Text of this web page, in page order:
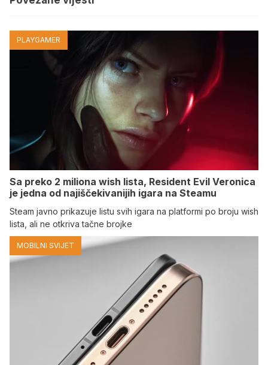
PLAYGAMER
Sa preko 2 miliona wish lista, Resident Evil Veronica
je jedna od najiščekivanijih igara na Steamu
Steam javno prikazuje listu svih igara na platformi po broju wish
lista, ali ne otkriva tačne brojke
MOBILNI SVIJET